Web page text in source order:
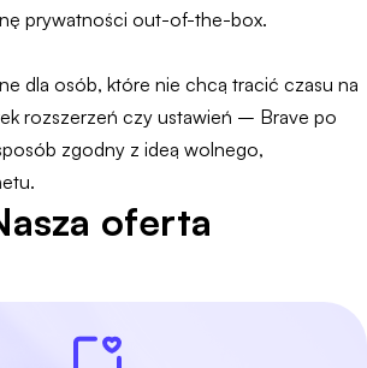
prywatności out-of-the-box.
dla osób, które nie chcą tracić czasu na
rozszerzeń czy ustawień – Brave po
zgodny z ideą wolnego,
oferta